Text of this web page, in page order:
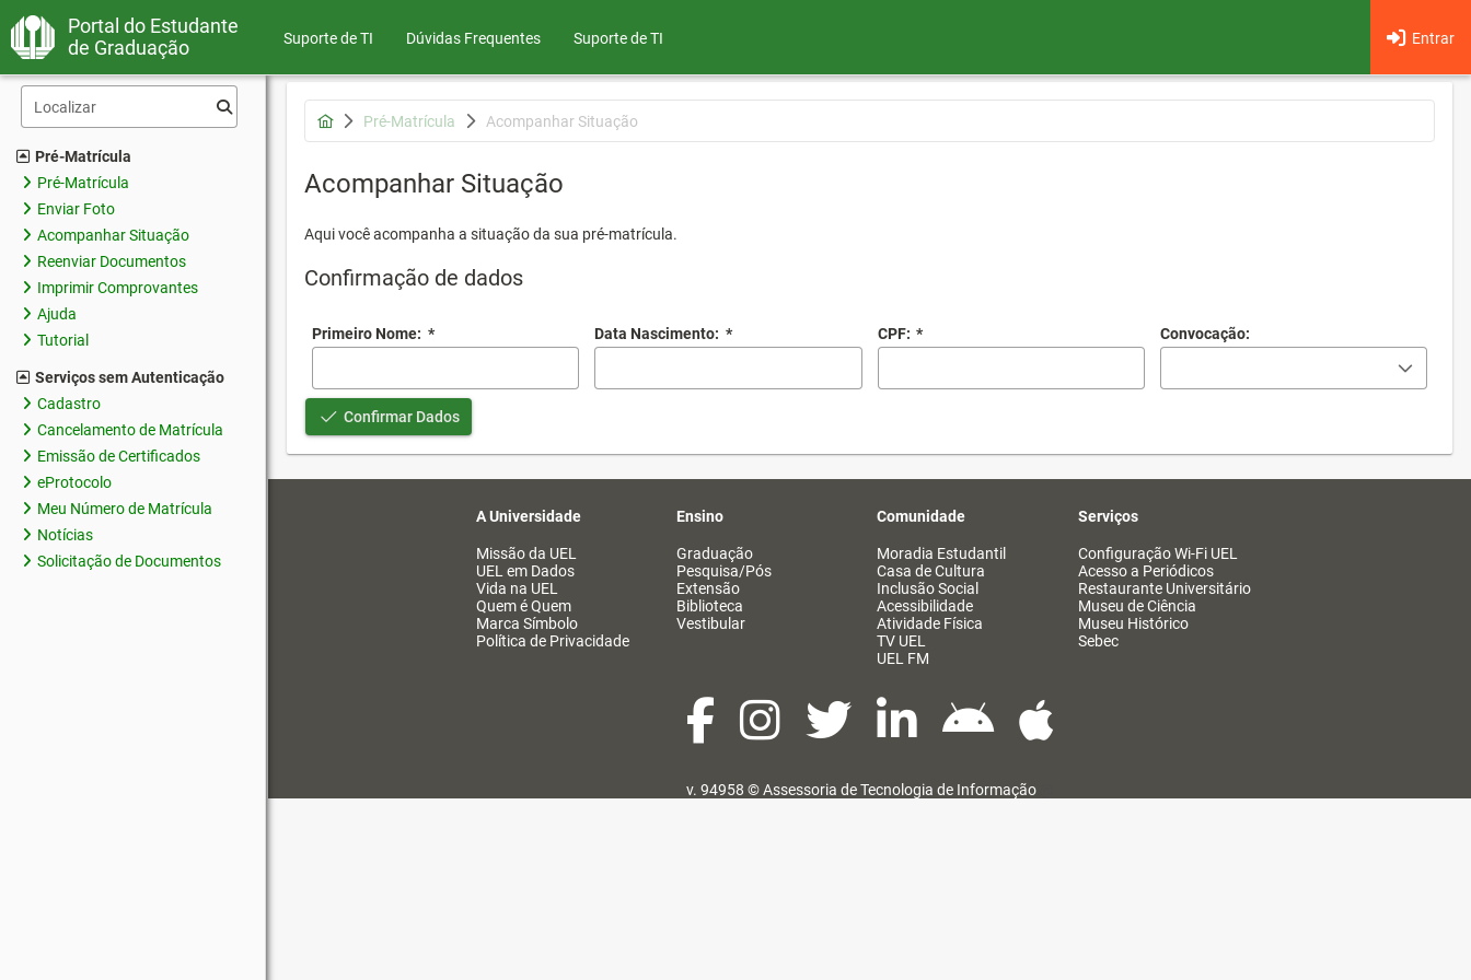
Portal do Estudante
de Graduação
Suporte de TI Dúvidas Frequentes Entrar
Suporte de TI
Pré-Matrícula
Pré-Matrícula
Enviar Foto
Acompanhar Situação
Reenviar Documentos
Imprimir Comprovantes
Ajuda
Tutorial
Serviços sem Autenticação
Cadastro
Cancelamento de Matrícula
Emissão de Certificados
eProtocolo
Meu Número de Matrícula
Notícias
Solicitação de Documentos
Pré-Matrícula Acompanhar Situação
Acompanhar Situação
Aqui você acompanha a situação da sua pré-matrícula.
Confirmação de dados
Primeiro Nome: * Data Nascimento: * CPF: * Convocação:
Confirmar Dados
A Universidade
Missão da UEL
UEL em Dados
Vida na UEL
Quem é Quem
Marca Símbolo
Política de Privacidade
Ensino
Graduação
Pesquisa/Pós
Extensão
Biblioteca
Vestibular
Comunidade
Moradia Estudantil
Casa de Cultura
Inclusão Social
Acessibilidade
Atividade Física
TV UEL
UEL FM
Serviços
Configuração Wi-Fi UEL
Acesso a Periódicos
Restaurante Universitário
Museu de Ciência
Museu Histórico
Sebec
v. 94958 ©Assessoria de Tecnologia de Informação